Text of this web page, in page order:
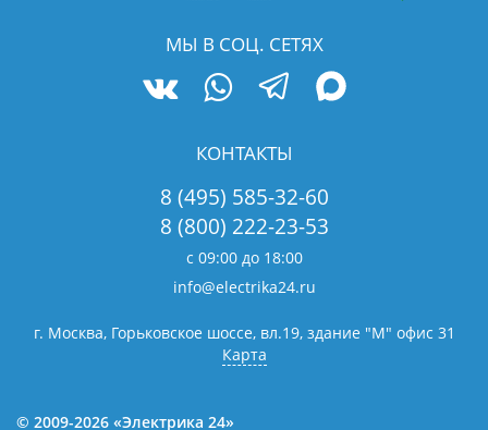
МЫ В СОЦ. СЕТЯХ
КОНТАКТЫ
8 (495) 585-32-60
8 (800) 222-23-53
с 09:00 до 18:00
info@electrika24.ru
г. Москва, Горьковское шоссе, вл.19, здание "М" офис 31
Карта
© 2009-2026 «Электрика 24»